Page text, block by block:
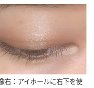
右：アイホールに右下を使